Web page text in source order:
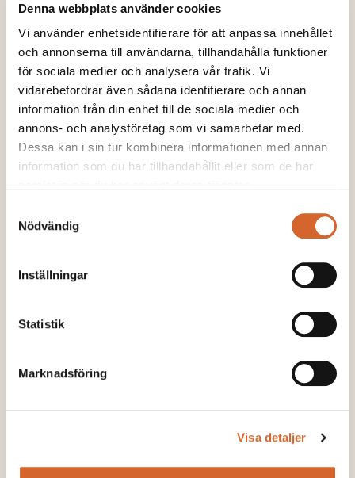
Denna webbplats använder cookies
Vi använder enhetsidentifierare för att anpassa innehållet
och annonserna till användarna, tillhandahålla funktioner
för sociala medier och analysera vår trafik. Vi
vidarebefordrar även sådana identifierare och annan
information från din enhet till de sociala medier och
annons- och analysföretag som vi samarbetar med.
Dessa kan i sin tur kombinera informationen med annan
information som du har tillhandahållit eller som de har
Nödvändig
Inställningar
Statistik
Marknadsföring
Visa detaljer
LÄS MER
Vinterkalkning i Finland med relevans för
Sverige